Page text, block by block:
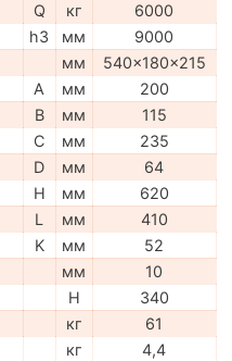
Q кг
6000
h3 мм
9000
мм
540x180x215
A мм
200
B мм
115
C мм
235
D мм
64
H мм
620
L мм
410
K мм
52
мм
10
H
340
кг
61
кг 4,4